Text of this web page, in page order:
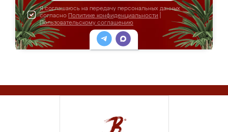
Я соглашаюсь на передачу персональных данных
согласно Политике конфиденциальности
Пользовательскому соглашению